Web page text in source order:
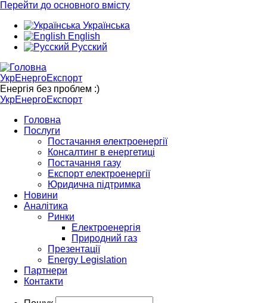
Перейти до основного вмісту
Українська
English
Русский
УкрЕнергоЕкспорт
Енергія без проблем :)
УкрЕнергоЕкспорт
Головна
Послуги
Постачання електроенергії
Консалтинг в енергетиці
Постачання газу
Експорт електроенергії
Юридична підтримка
Новини
Аналітика
Ринки
Електроенергія
Природний газ
Презентації
Energy Legislation
Партнери
Контакти